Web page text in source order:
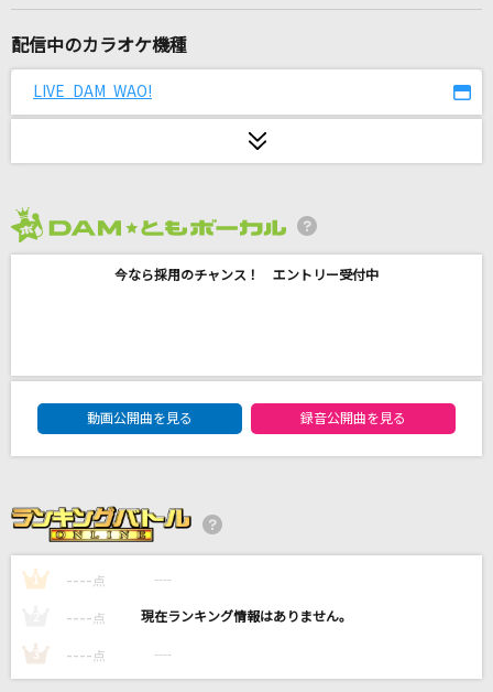
ないない
ReoNa
USOTSUKI
歩道橋
乃木坂46
北島三郎
Welcome To The Jungle [ウェルカム・トゥ・
Guns N' Roses
シングルベッド
配信中のカラオケ機種
LIVE DAM WAO!
今なら採用のチャンス！ エントリー受付中
DAM★ともボーカルエントリーランキング
動画公開曲を見る
録音公開曲を見る
1 ---- 点 ----
---- 点 ----
3 ---- 点 ----